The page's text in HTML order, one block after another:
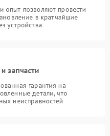
позволяют провести
в кратчайшие
устройства
запчасти
гарантия на
детали, что
неисправностей